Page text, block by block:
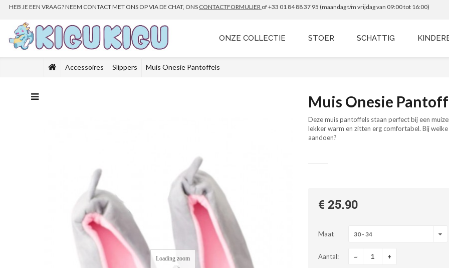
HEB JE EEN VRAAG? NEEM CONTACT MET ONS OP VIA DE CHAT, ONS CONTACTFORMULIER of +33 01 84 88 37 95 (maandag t/m vrijdag van 09:00 tot 16:00)
ONZE COLLECTIE STOER SCHATTIG
Accessoires Slippers Muis Onesie Pantoffels
Loading zoom
Muis Onesie
Deze muis pantoffels staan perfect bij een
lekker warm en zitten erg comfortabel. Bij welke
aandoen?
€ 25.90
Maat 30 - 34
Aantal: - +